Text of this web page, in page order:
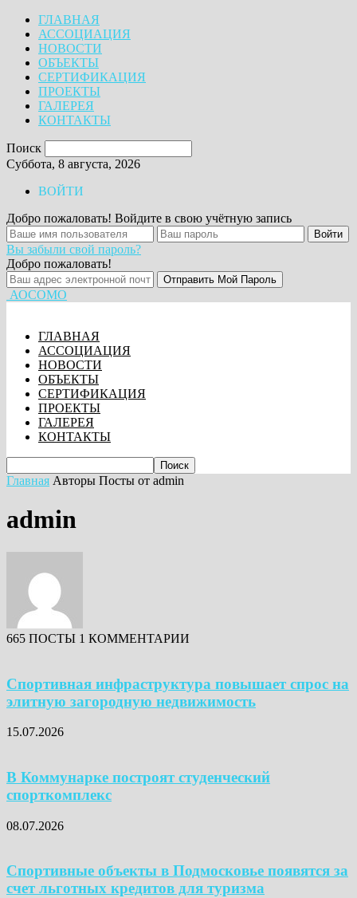
ГЛАВНАЯ
АССОЦИАЦИЯ
НОВОСТИ
ОБЪЕКТЫ
СЕРТИФИКАЦИЯ
ПРОЕКТЫ
ГАЛЕРЕЯ
КОНТАКТЫ
Поиск
Суббота, 8 августа, 2026
ВОЙТИ
Добро пожаловать! Войдите в свою учётную запись
Вы забыли свой пароль?
Добро пожаловать!
АОСОМО
ГЛАВНАЯ
АССОЦИАЦИЯ
НОВОСТИ
ОБЪЕКТЫ
СЕРТИФИКАЦИЯ
ПРОЕКТЫ
ГАЛЕРЕЯ
КОНТАКТЫ
Главная Авторы Посты от admin
admin
665 ПОСТЫ 1 КОММЕНТАРИИ
Спортивная инфраструктура повышает спрос на
элитную загородную недвижимость
15.07.2026
В Коммунарке построят студенческий
спорткомплекс
08.07.2026
Спортивные объекты в Подмосковье появятся за
счет льготных кредитов для туризма